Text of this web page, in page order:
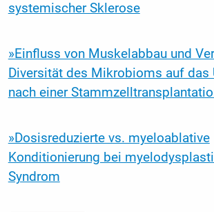
systemischer Sklerose
»Einfluss von Muskelabbau und
Diversität des Mikrobioms auf das
nach einer
»Dosisreduzierte vs. myeloablative
Konditionierung bei
Syndrom